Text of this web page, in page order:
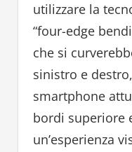
utilizzare la
“four-edge
che si
sinistro e
smartphone
bordi superiore
un’esperienza